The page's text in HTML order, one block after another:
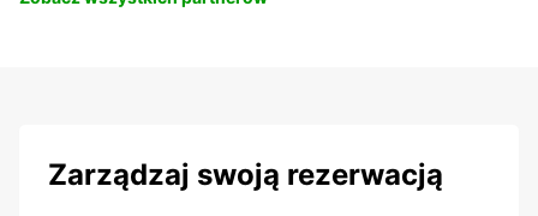
Zarządzaj swoją rezerwacją